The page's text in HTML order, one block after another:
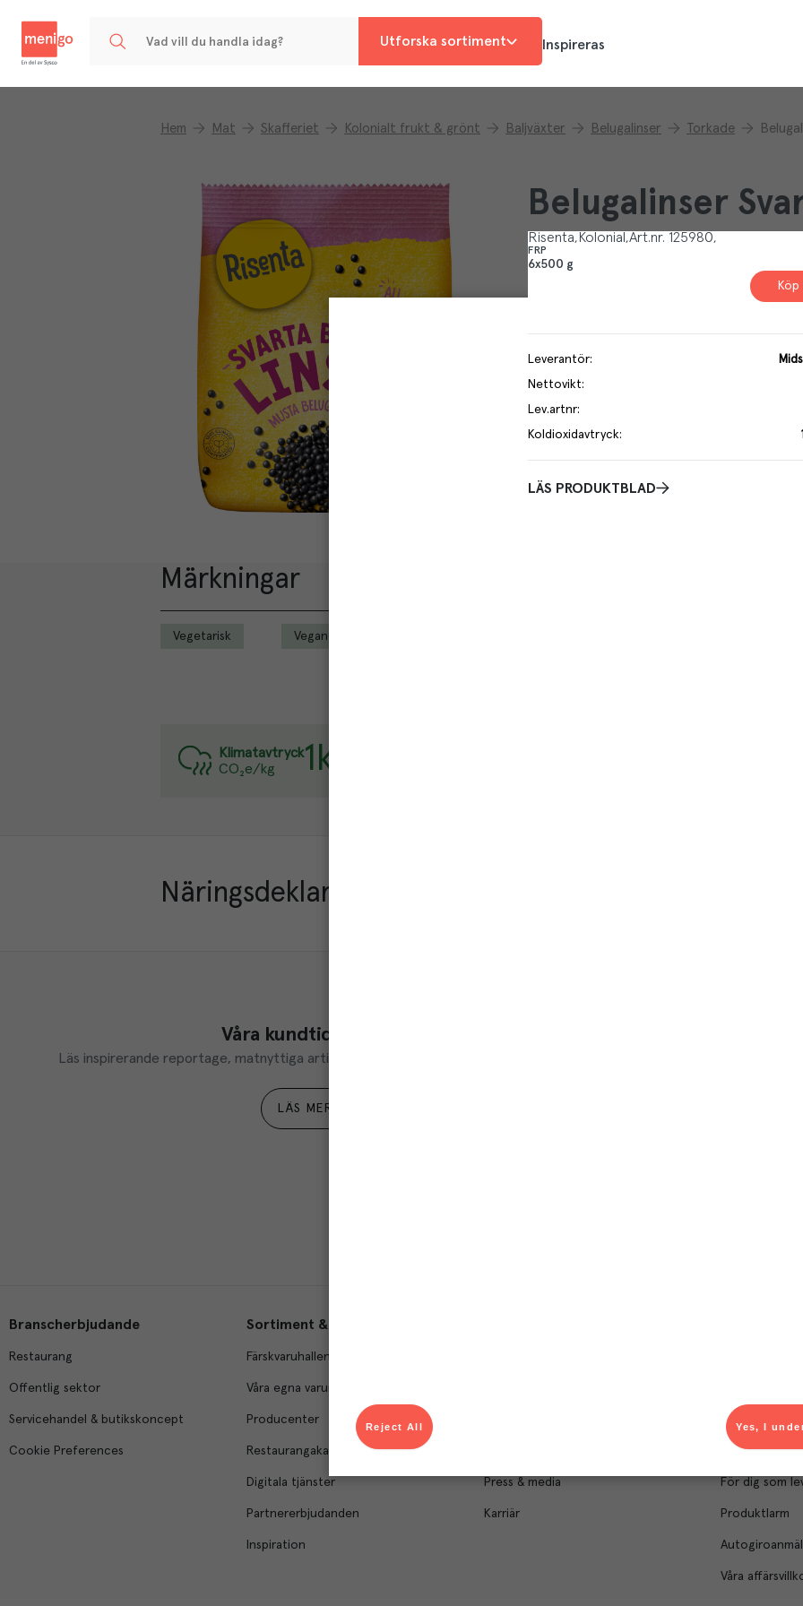
Utforska sortiment Inspireras
Hem Mat Skafferiet Kolonialt frukt & grönt Baljväxter Belugalinser Torkade
Belugalinser
Risenta Kolonial Art.nr. 125980
FRP
6x500 g
Köp
Leverantör:
Nettovikt:
Lev.artnr:
Koldioxidavtryck:
LÄS PRODUKTBLAD
Märkningar
Vegetarisk Vegan
Klimatavtryck
CO₂e/kg
1 kg
Näringsdeklaration
Våra kundtidningar
Läs inspirerande reportage, matnyttiga artiklar och ta del av aktuella kampanjer.
LÄS MER
Du som är Menigo-
Branscherbjudande
Restaurang
Offentlig sektor
Servicehandel & butikskoncept
Cookie Preferences
Sortiment & tjänster
Färskvaruhallen
Våra egna varumärken
Producenter
Restaurangakademien
Digitala tjänster
Partnererbjudanden
Inspiration
Press & media
Karriär
Säljavdelning
Kontor & lager
För dig som
Produktlarm
Våra
Yes, I
Reject All